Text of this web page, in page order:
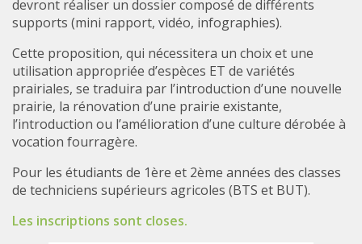
devront réaliser un dossier composé de différents
supports (mini rapport, vidéo, infographies).
Cette proposition, qui nécessitera un choix et une
utilisation appropriée d’espèces ET de variétés
prairiales, se traduira par l’introduction d’une nouvelle
prairie, la rénovation d’une prairie existante,
l’introduction ou l’amélioration d’une culture dérobée à
vocation fourragère.
Pour les étudiants de 1ère et 2ème années des classes
de techniciens supérieurs agricoles (BTS et BUT).
Les inscriptions sont closes.